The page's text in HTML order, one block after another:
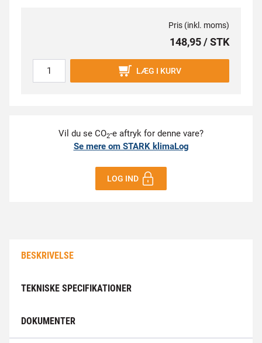
Pris (inkl. moms)
148,95 / STK
LÆG I KURV
Vil du se CO2-e aftryk for denne vare?
Se mere om STARK klimaLog
LOG IND
BESKRIVELSE
TEKNISKE SPECIFIKATIONER
DOKUMENTER